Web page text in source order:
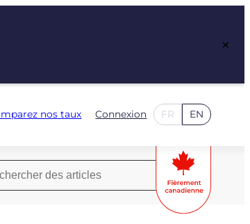
×
nos taux Connexion FR EN
: